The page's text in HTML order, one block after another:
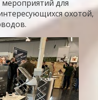
мероприятий для
охотой,